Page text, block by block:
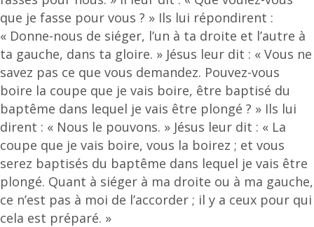
que je fasse pour vous ? » Ils lui répondirent :
« Donne-nous de siéger, l’un à ta droite et l’autre à
ta gauche, dans ta gloire. » Jésus leur dit : « Vous ne
savez pas ce que vous demandez. Pouvez-vous
boire la coupe que je vais boire, être baptisé du
baptême dans lequel je vais être plongé ? » Ils lui
dirent : « Nous le pouvons. » Jésus leur dit : « La
coupe que je vais boire, vous la boirez ; et vous
serez baptisés du baptême dans lequel je vais être
plongé. Quant à siéger à ma droite ou à ma gauche,
ce n’est pas à moi de l’accorder ; il y a ceux pour qui
cela est préparé. »